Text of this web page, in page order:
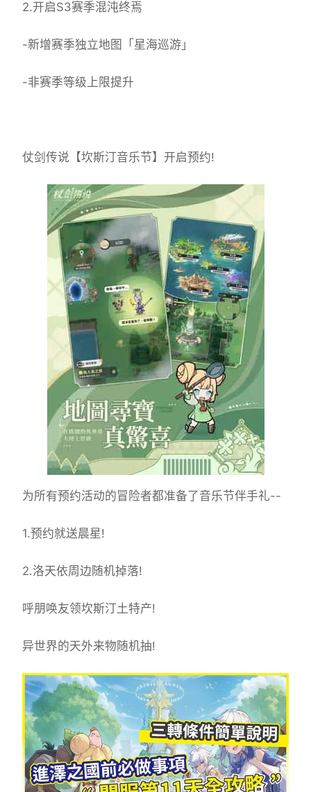
2.开启S3赛季混沌终焉
-新增赛季独立地图「星海巡游」
-非赛季等级上限提升
仗剑传说【坎斯汀音乐节】开启预约!
为所有预约活动的冒险者都准备了音乐节伴手礼--
1.预约就送晨星!
2.洛天依周边随机掉落!
呼朋唤友领坎斯汀土特产!
异世界的天外来物随机抽!